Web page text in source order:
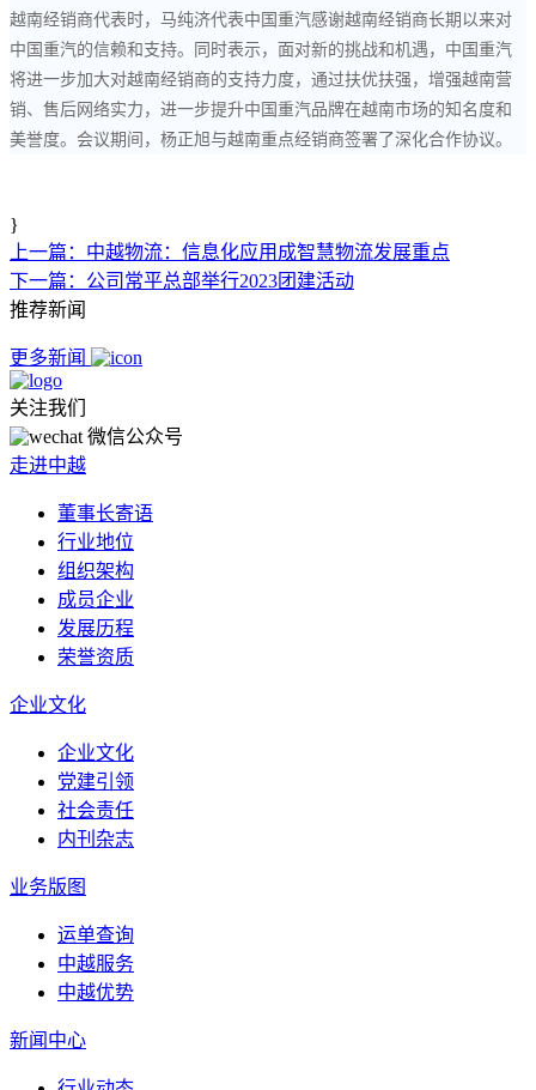
越南经销商代表时，马纯济代表中国重汽感谢越南经销商长期以来对
中国重汽的信赖和支持。同时表示，面对新的挑战和机遇，中国重汽
将进一步加大对越南经销商的支持力度，通过扶优扶强，增强越南营
销、售后网络实力，进一步提升中国重汽品牌在越南市场的知名度和
美誉度。会议期间，杨正旭与越南重点经销商签署了深化合作协议。
}
上一篇：中越物流：信息化应用成智慧物流发展重点
下一篇：公司常平总部举行2023团建活动
推荐新闻
更多新闻
关注我们
微信公众号
走进中越
董事长寄语
行业地位
组织架构
成员企业
发展历程
荣誉资质
企业文化
企业文化
党建引领
社会责任
内刊杂志
业务版图
运单查询
中越服务
中越优势
新闻中心